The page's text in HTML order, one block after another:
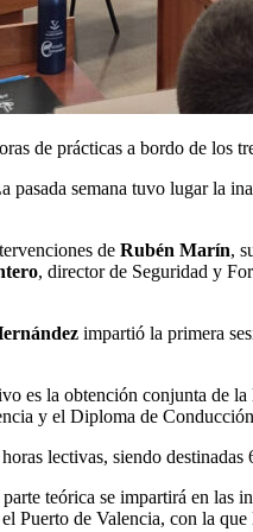
de prácticas a bordo de los
pasada semana tuvo lugar la
de Rubén Marín,
, director de Seguridad y
impartió la primera
es la obtención conjunta de
y el Diploma de
lectivas, siendo destinadas
teórica se impartirá en las
Puerto de Valencia, con la